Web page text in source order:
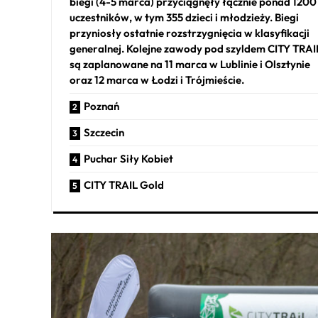
uczestników, w tym 355 dzieci i młodzieży. Biegi
przyniosły ostatnie rozstrzygnięcia w klasyfikacji
generalnej. Kolejne zawody pod szyldem CITY
są zaplanowane na 11 marca w Lublinie i Olsztynie
oraz 12 marca w Łodzi i Trójmieście.
Poznań
Szczecin
Puchar Siły Kobiet
CITY TRAIL Gold